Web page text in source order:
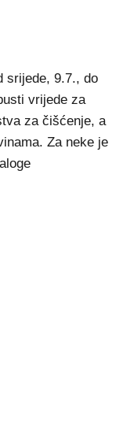
srijede, 9.7., do
vrijede za
za čišćenje, a
Za neke je